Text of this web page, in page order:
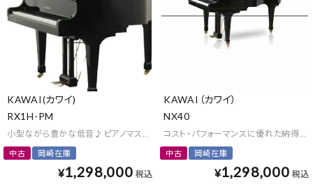
KAWAI(カワイ)
RX1H-PM
小型ながら豊かな低音♪ピアノマスク付きで集合住宅にもオススメ
中古 岡崎在庫
¥1,298,000 税込
KAWAI（カワイ）
NX40
コスト・パフォーマンスに優れた納得の
中古 岡崎在庫
¥1,298,000 税込